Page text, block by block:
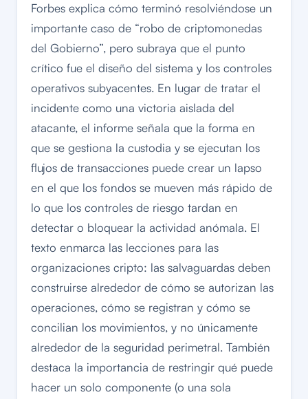
Forbes explica cómo terminó resolviéndose un
importante caso de “robo de criptomonedas
del Gobierno”, pero subraya que el punto
crítico fue el diseño del sistema y los controles
operativos subyacentes. En lugar de tratar el
incidente como una victoria aislada del
atacante, el informe señala que la forma en
que se gestiona la custodia y se ejecutan los
flujos de transacciones puede crear un lapso
en el que los fondos se mueven más rápido de
lo que los controles de riesgo tardan en
detectar o bloquear la actividad anómala. El
texto enmarca las lecciones para las
organizaciones cripto: las salvaguardas deben
construirse alrededor de cómo se autorizan las
operaciones, cómo se registran y cómo se
concilian los movimientos, y no únicamente
alrededor de la seguridad perimetral. También
destaca la importancia de restringir qué puede
hacer un solo componente (o una sola